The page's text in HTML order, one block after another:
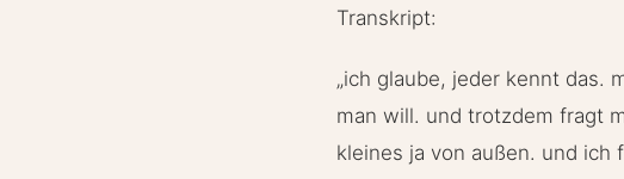
Transkript:
„ich glaube, jeder kennt das.
man will. und trotzdem fragt
kleines ja von außen. und ich